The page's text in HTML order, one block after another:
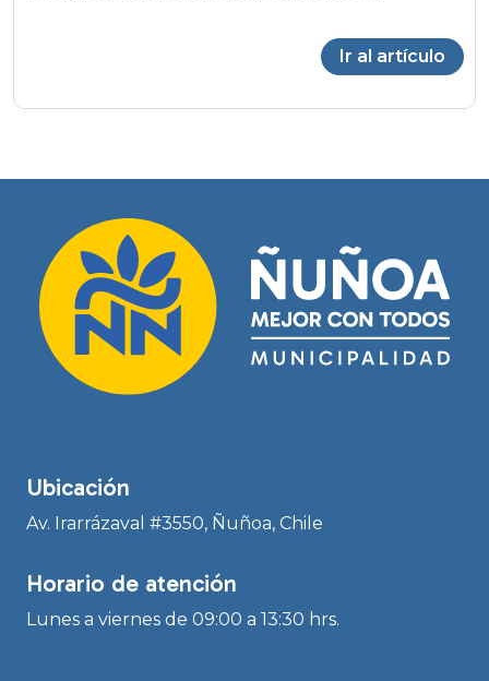
Ir al artículo
Ubicación
Av. Irarrázaval #3550, Ñuñoa, Chile
Horario de atención
Lunes a viernes de 09:00 a 13:30 hrs.